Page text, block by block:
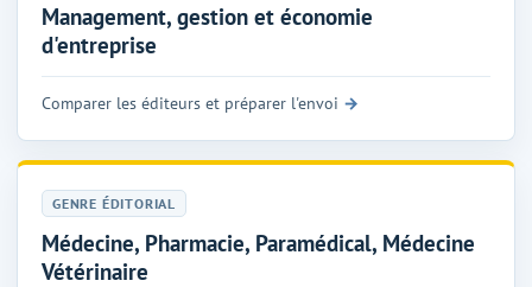
Management, gestion et économie
d'entreprise
Comparer les éditeurs et préparer l'envoi
GENRE ÉDITORIAL
Médecine, Pharmacie, Paramédical, Médecine
Vétérinaire